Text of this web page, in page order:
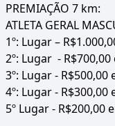
PREMIAÇÃO 7 km:
ATLETA GERAL
1º: Lugar –
2º: Lugar -
3º: Lugar -
4º: Lugar -
5º Lugar - R$200,00